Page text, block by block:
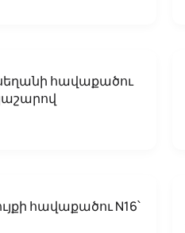
հավաքածու
հավաքածու N16՝